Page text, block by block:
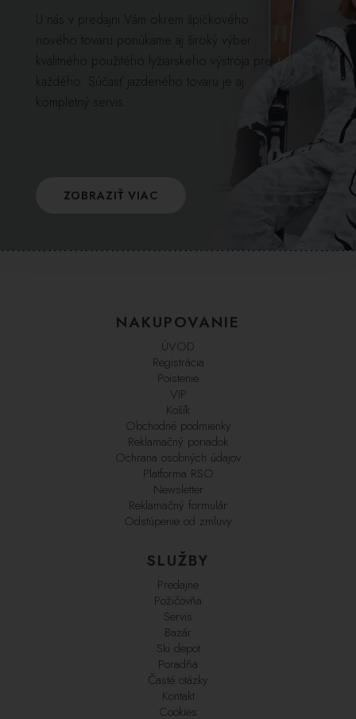
U nás v predajni Vám okrem špičkového
nového tovaru ponúkame aj široký výber
kvalitného použitého lyžiarskeho výstroja pre
každého. Súčasť jazdeného tovaru je aj
kompletný servis.
ZOBRAZIŤ VIAC
NAKUPOVANIE
ÚVOD
Registrácia
Poistenie
VIP
Košík
Obchodné podmienky
Reklamačný poriadok
Ochrana osobných údajov
Platforma RSO
Newsletter
Reklamačný formulár
Odstúpenie od zmluvy
SLUŽBY
Predajne
Požičovňa
Servis
Bazár
Ski depot
Poradňa
Časté otázky
Kontakt
Cookies